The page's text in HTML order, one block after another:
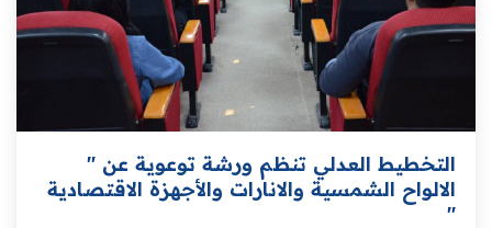
التخطيط العدلي تنظم ورشة توعوية عن "
الالواح الشمسية والانارات والأجهزة الاقتصادية
"